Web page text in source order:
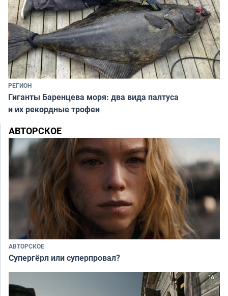
РЕГИОН
Гиганты Баренцева моря: два вида палтуса
и их рекордные трофеи
АВТОРСКОЕ
АВТОРСКОЕ
Супергёрл или суперпровал?